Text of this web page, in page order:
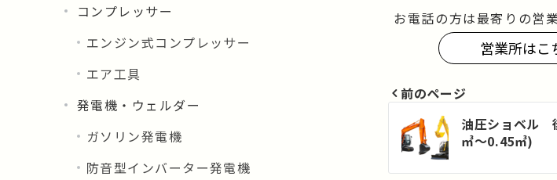
お電話の方は最寄りの営
営業所はこ
稿
前のページ
油圧ショベル
㎥～0.45㎥)
コンプレッサー
エンジン式コンプレッサー
エア工具
発電機・ウェルダー
ガソリン発電機
防音型インバーター発電機